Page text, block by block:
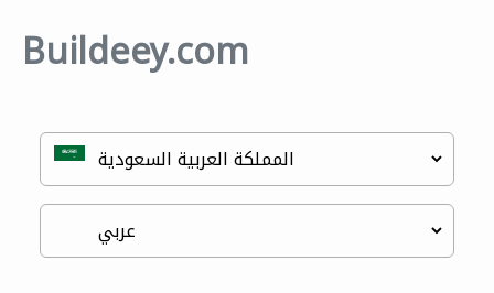
Buildeey.com